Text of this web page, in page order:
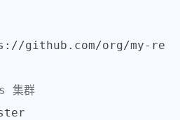
github.com/org/my-repo
集群